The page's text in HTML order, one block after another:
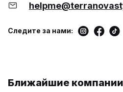
Следите за нами:
Ближайшие компании